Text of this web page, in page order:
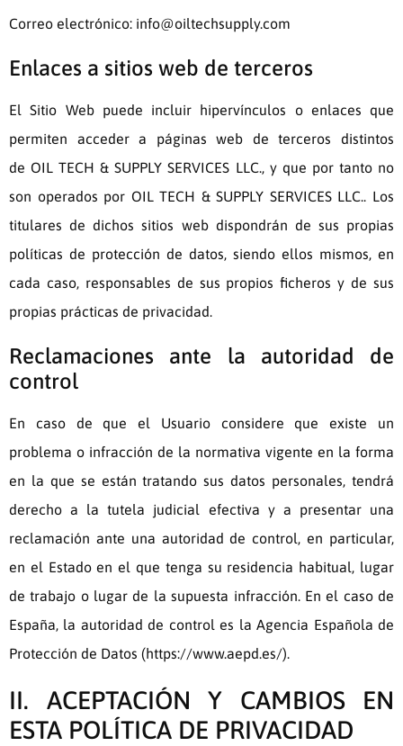
Correo electrónico: info@oiltechsupply.com
Enlaces a sitios web de terceros
El Sitio Web puede incluir hipervínculos o enlaces que
permiten acceder a páginas web de terceros distintos
de OIL TECH & SUPPLY SERVICES LLC., y que por tanto no
son operados por OIL TECH & SUPPLY SERVICES LLC.. Los
titulares de dichos sitios web dispondrán de sus propias
políticas de protección de datos, siendo ellos mismos, en
cada caso, responsables de sus propios ficheros y de sus
propias prácticas de privacidad.
Reclamaciones ante la autoridad de
control
En caso de que el Usuario considere que existe un
problema o infracción de la normativa vigente en la forma
en la que se están tratando sus datos personales, tendrá
derecho a la tutela judicial efectiva y a presentar una
reclamación ante una autoridad de control, en particular,
en el Estado en el que tenga su residencia habitual, lugar
de trabajo o lugar de la supuesta infracción. En el caso de
España, la autoridad de control es la Agencia Española de
Protección de Datos (https://www.aepd.es/).
II. ACEPTACIÓN Y CAMBIOS EN
ESTA POLÍTICA DE PRIVACIDAD